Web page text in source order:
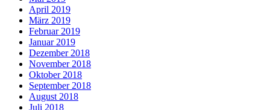
April 2019
März 2019
Februar 2019
Januar 2019
Dezember 2018
November 2018
Oktober 2018
September 2018
August 2018
Juli 2018